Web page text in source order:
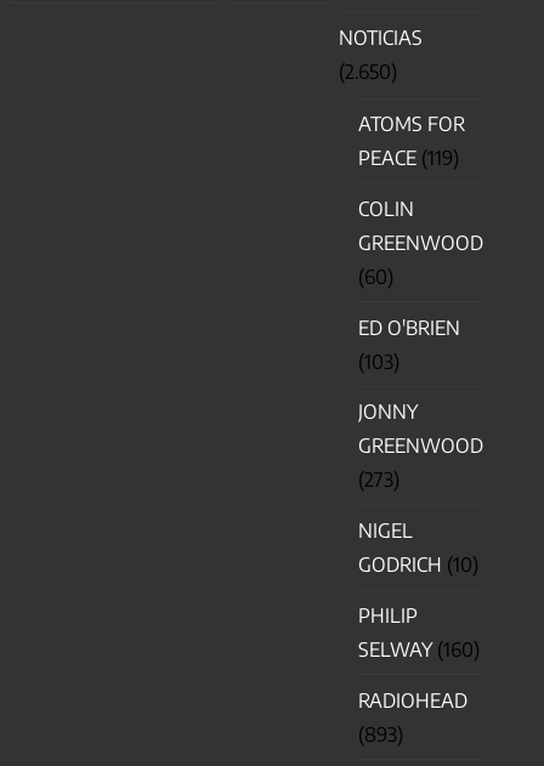
NOTICIAS
(2.650)
ATOMS FOR
PEACE (119)
COLIN
GREENWOOD
(60)
ED O'BRIEN
(103)
JONNY
GREENWOOD
(273)
NIGEL
GODRICH (10)
PHILIP
SELWAY(160)
RADIOHEAD
(893)